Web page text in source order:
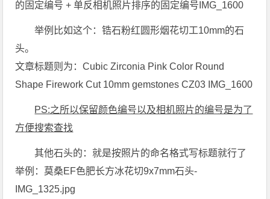
的固定编号 + 单反相机照片排序的固定编号IMG_1600
举例比如这个：锆石粉红圆形烟花切工10mm的石
头。
文章标题则为：Cubic Zirconia Pink Color Round
Shape Firework Cut 10mm gemstones CZ03 IMG_1600
PS:之所以保留颜色编号以及相机照片的编号是为了
方便搜索查找
其他石头的：就是按照片的命名格式写标题就行了
举例：莫桑EF色肥长方冰花切9x7mm石头-
IMG_1325.jpg